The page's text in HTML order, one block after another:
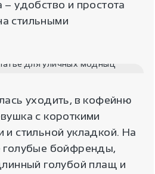
удобство и простота
стильными
уходить, в кофейню
с короткими
и стильной укладкой. На
голубые бойфренды,
голубой плащ и